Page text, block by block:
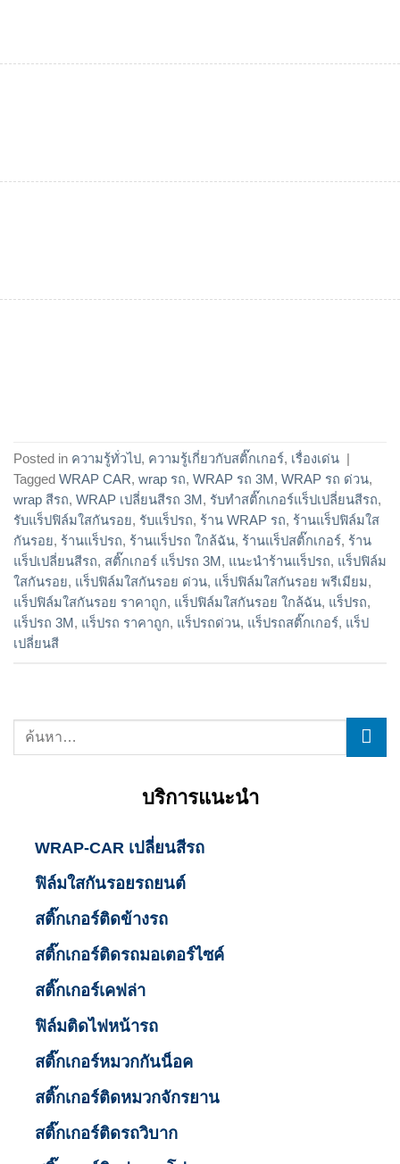
Posted in ความรู้ทั่วไป , ความรู้เกี่ยวกับสติ๊กเกอร์, เรื่องเด่น
Tagged WRAP CAR, wrap รถ, WRAP รถ 3M , WRAP รถ ด่วน,
wrap สีรถ, WRAP เปลี่ยนสีรถ 3M , รับทำสติ๊กเกอร์แร็ปเปลี่ยนสีรถ,
รับแร็ปฟิล์มใสกันรอย, รับแร็ปรถ, ร้าน WRAP รถ, ร้านแร็ปฟิล์มใส
กันรอย, ร้านแร็ปรถ, ร้านแร็ปรถ ใกล้ฉัน, ร้านแร็ปสติ๊กเกอร์, ร้าน
แร็ปเปลี่ยนสีรถ, สติ๊กเกอร์ แร็ปรถ 3M , แนะนำร้านแร็ปรถ, แร็ปฟิล์ม
ใสกันรอย, แร็ปฟิล์มใสกันรอย ด่วน, แร็ปฟิล์มใสกันรอย พรีเมียม,
แร็ปฟิล์มใสกันรอย ราคาถูก, แร็ปฟิล์มใสกันรอย ใกล้ฉัน, แร็ปรถ,
แร็ปรถ 3M , แร็ปรถ ราคาถูก, แร็ปรถด่วน, แร็ปรถสติ๊กเกอร์, แร็ป
เปลี่ยนสี
บริการแนะนำ
WRAP-CAR เปลี่ยนสีรถ
ฟิล์มใสกันรอยรถยนต์
สติ๊กเกอร์ติดข้างรถ
สติ๊กเกอร์ติดรถมอเตอร์ไซค์
สติ๊กเกอร์เคฟล่า
ฟิล์มติดไฟหน้ารถ
สติ๊กเกอร์หมวกกันน็อค
สติ๊กเกอร์ติดหมวกจักรยาน
สติ๊กเกอร์ติดรถวิบาก